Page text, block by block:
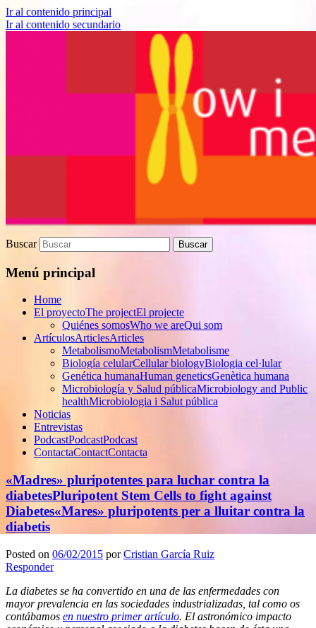
Ir al contenido principal
Ir al contenido secundario
How I met your genes
Proyecto de divulgación científica sobre
Buscar
Menú principal
Home
El proyectoThe projectEl projecte
Quiénes somosWho we areQui som
ArtículosArticlesArticles
MetabolismoMetabolismMetabolisme
Biología celularCellular biologyBiologia cel·lular
Genética humanaHuman geneticsGenètica humana
Microbiología y Salud públicaMicrobiology and Public
healthMicrobiologia i Salut pública
Noticias
Entrevistas
PodcastPodcastPodcast
ContactaContactContacta
«Madres» pluripotentes para luchar contra la
diabetesPluripotent Stem Cells to fight against
Diabetes«Mares» pluripotents per a lluitar contra la
diabetis
Posted on 06/02/2015 porCristian García Ruiz
Responder
La diabetes se ha convertido en una de las enfermedades con
mayor prevalencia en las sociedades industrializadas, tal como os
contábamos en nuestro primer artículo. El astronómico impacto